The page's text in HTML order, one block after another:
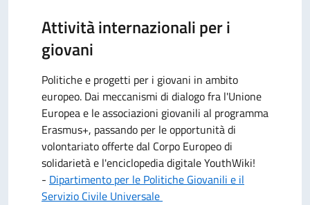
Attività internazionali per i
giovani
Politiche e progetti per i giovani in ambito
europeo. Dai meccanismi di dialogo fra l'Unione
Europea e le associazioni giovanili al programma
Erasmus+, passando per le opportunità di
volontariato offerte dal Corpo Europeo di
solidarietà e l'enciclopedia digitale YouthWiki!
- Dipartimento per le Politiche Giovanili e il
Servizio Civile Universale